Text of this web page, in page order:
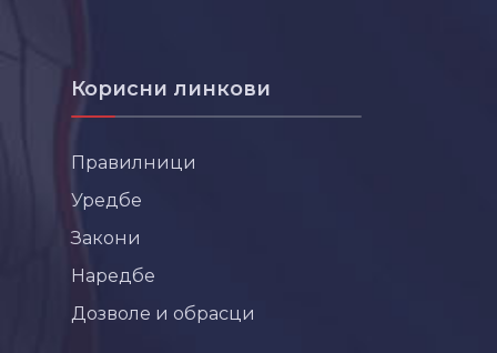
Корисни линкови
Правилници
Уредбе
Закони
Наредбе
Дозволе и обрасци